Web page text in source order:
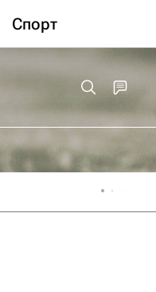
Спорт